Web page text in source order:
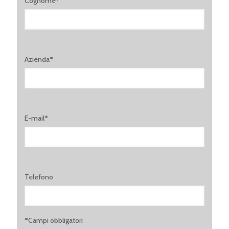
Azienda*
E-mail*
Telefono
*Campi obbligatori